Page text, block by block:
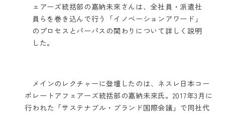
ェアーズ統括部の嘉納未來さんは、全社員・派遣社
員らを巻き込んで行う「イノベーションアワード」
のプロセスとパーパスの関わりについて詳しく説明
した。
メインのレクチャーに登壇したのは、ネスレ日本コー
ポレートアフェアーズ統括部の嘉納未來氏。2017年3月に
行われた「サステナブル・ブランド国際会議」で同社代